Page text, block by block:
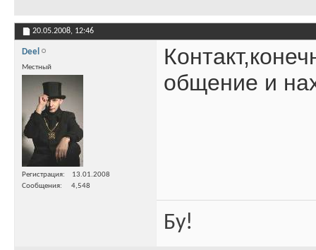
20.05.2008, 12:46
Deel
Местный
Регистрация
13.01.2008
Сообщения
4,548
общение и
Бу!